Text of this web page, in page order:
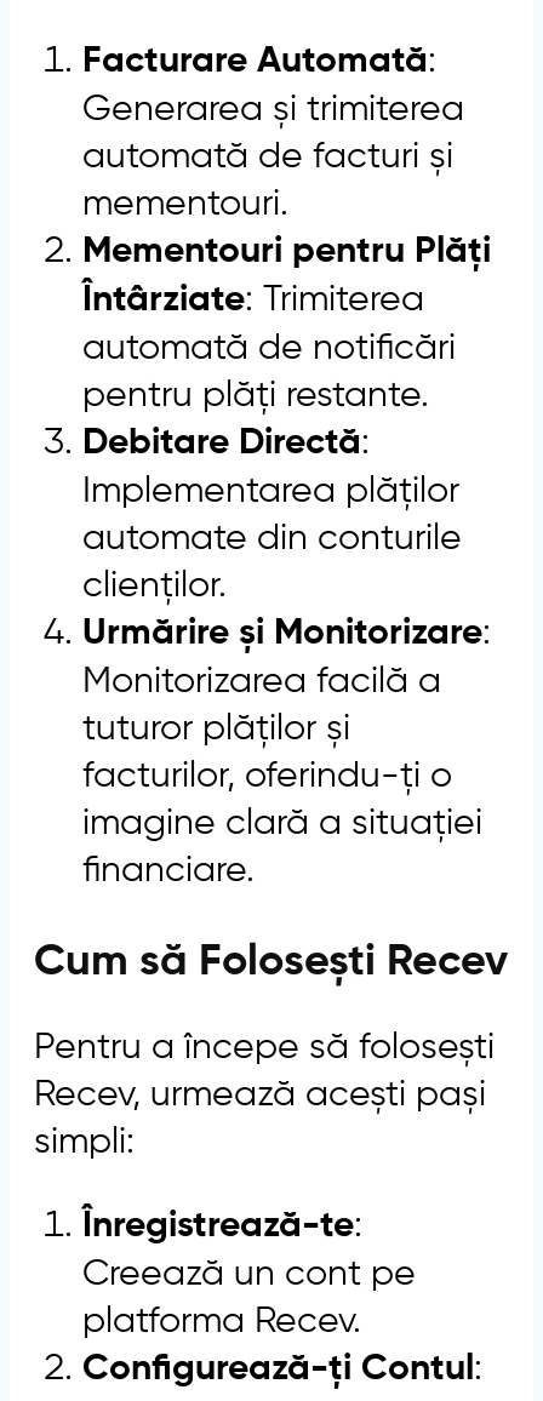
Facturare Automată:
Generarea și trimiterea
automată de facturi și
mementouri.
Mementouri pentru Plăți
Întârziate: Trimiterea
automată de notificări
pentru plăți restante.
Debitare Directă:
Implementarea plăților
automate din conturile
clienților.
Urmărire și Monitorizare:
Monitorizarea facilă a
tuturor plăților și
facturilor, oferindu-ți o
imagine clară a situației
financiare.
Cum să Folosești Recev
Pentru a începe să folosești
Recev, urmează acești pași
simpli:
Înregistrează-te:
Creează un cont pe
platforma Recev.
Configurează-ți Contul: